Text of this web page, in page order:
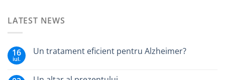
LATEST NEWS
16
iul.
Un tratament eficient pentru Alzheimer?